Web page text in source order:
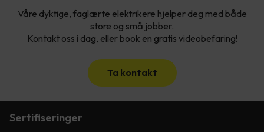
Våre dyktige, faglærte elektrikere hjelper deg med både
store og små jobber.
Kontakt oss i dag, eller book en gratis videobefaring!
Ta kontakt
Sertifiseringer